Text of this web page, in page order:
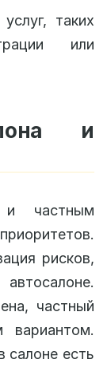
таких
или
и
частным
рисков,
частный
салоне есть